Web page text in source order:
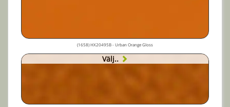
(1658) HX20495B - Urban Orange Gloss
Välj..